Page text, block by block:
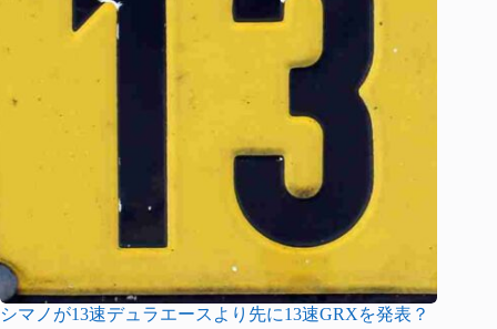
シマノが13速デュラエースより先に13速GRXを発表？